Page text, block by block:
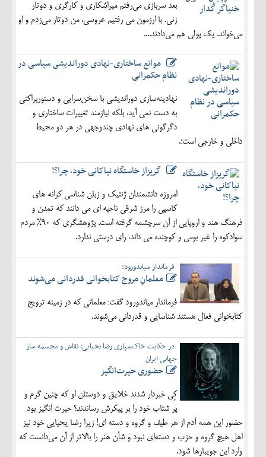
بعد سربازی می‌رفتم میراشکاری و کارگری و دوتار
زنی. با ارزمون می رفتیم عروسی، من دوتار می‌زدم و او
می‌خواند. یک پولی هم می‌دادند....
موانع ساختاری-نهادی دوراندیشی سیاسی در
نظام حکمرانی
نهادینه‌سازی دوراندیشی با سخن‌سرایی و دستورپراکنی
به دست نمی آید، بلکه نیازمند تغییرات ساختاری و
دگرگونی های نهادی چندوجهی در هر دو محیط
داخلی و خارجی است؛.
گریزاز خاستگاه نیاکانی خود، چرا؟!
امروزه دانشمندان ژنتیک و زبان شناسی کرانه های
کاسپی را مرز شرقی ناحیه ای می دانند که تمدن و
فرهنگ هند و اروپایی از آن سرچشمه گرفته است. پژوهشگری که 90% مردم
سوادکوه را غیر بومی و کوچنده می داند، رای درستی ندارد.
فرماندار میاندورود:
معلمانِ مروج کتابخوانی قدردانی می‌شوند
فرماندار میاندورود گفت: معلمانی که در زمینه ترویج
کتابخوانی فعال هستند شناسایی و قدردانی می‌شوند.
در حکایت خاک‌سپاری رضا یحیایی؛ نقاش و مجسمه ساز
جهانی ایران
حضوری حیرت‌انگیز
کِی خبردار شدند خلایق و دوستان او که چنین گرم و
پر شتاب خود را بر پیکرش رساندند؟ حیرت انگیز بود
حضور این همه آدم از هر طیف و گروه و دسته ای! زیرا رضا یحیایی خود نیز
اهل هیچ گروه و حزب و دسته‌ای نبود و شأن هنر را بالاتر از آن می‌دانست که
وارد این جویبارها شود.